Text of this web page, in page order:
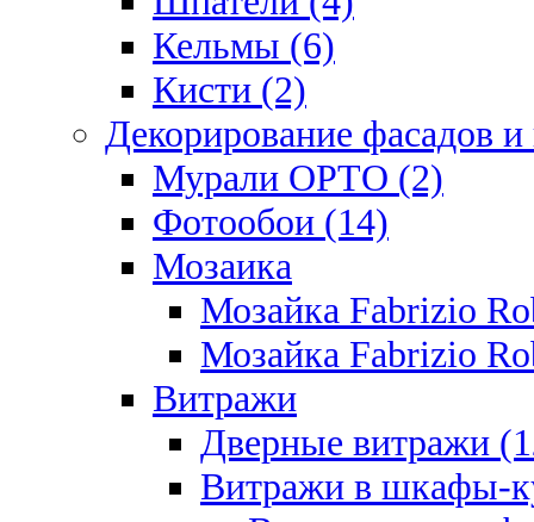
Кельмы (6)
Кисти (2)
Декорирование фасадов и
Мурали ОРТО (2)
Фотообои (14)
Мозаика
Мозайка Fabrizio
Мозайка Fabrizio
Витражи
Дверные витражи
Витражи в шкафы-